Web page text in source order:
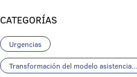
CATEGORÍAS
Urgencias
Transformación del modelo asistencia...